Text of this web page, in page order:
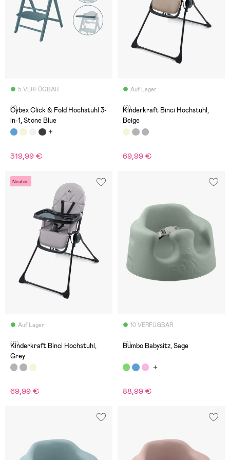
5 VERFÜGBAR
(1)
Cybex Click & Fold Hochstuhl 3-
in-1, Stone Blue
319,99 €
Auf Lager
(0)
Kinderkraft Binci Hochstuhl,
Beige
69,99 €
Neuheit
Auf Lager
(0)
Kinderkraft Binci Hochstuhl,
Grey
69,99 €
10 VERFÜGBAR
(9)
Bumbo Babysitz, Sage
88,99 €